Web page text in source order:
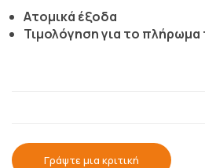
Ατομικά έξοδα
Τιμολόγηση για το
Γράψτε μια κριτική